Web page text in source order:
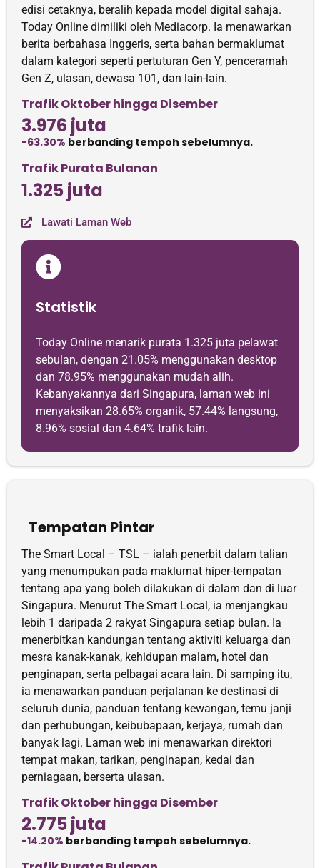
edisi cetaknya, beralih kepada model digital sahaja.
Today Online dimiliki oleh Mediacorp. Ia menawarkan
berita berbahasa Inggeris, serta bahan bermaklumat
dalam kategori seperti pertuturan Gen Y, penceramah
Gen Z, ulasan, dewasa 101, dan lain-lain.
Trafik Oktober hingga Disember
3.976 juta
-63.30% berbanding tempoh sebelumnya.
Trafik Purata Bulanan
1.325 juta
Lawati Laman Web
Statistik
Today Online menarik purata 1.325 juta pelawat
sebulan, dengan 21.05% menggunakan desktop
dan 78.95% menggunakan mudah alih.
Kebanyakannya dari Singapura, laman web ini
menyaksikan 28.65% organik, 57.44% langsung,
8.96% sosial dan 4.64% trafik lain.
Tempatan Pintar
The Smart Local – TSL – ialah penerbit dalam talian
yang menumpukan pada maklumat hiper-tempatan
tentang apa yang boleh dilakukan di dalam dan di luar
Singapura. Menurut The Smart Local, ia menjangkau
lebih 1 daripada 2 rakyat Singapura setiap bulan. Ia
menerbitkan kandungan tentang aktiviti keluarga dan
mesra kanak-kanak, kehidupan malam, hotel dan
penginapan, serta pelbagai acara lain. Di samping itu,
ia menawarkan panduan perjalanan ke destinasi di
seluruh dunia, panduan tentang kewangan, temu janji
dan perhubungan, keibubapaan, kerjaya, rumah dan
banyak lagi. Laman web ini menawarkan direktori
tempat makan, tarikan, penginapan, kedai dan
perniagaan, berserta ulasan.
Trafik Oktober hingga Disember
2.775 juta
-14.20% berbanding tempoh sebelumnya.